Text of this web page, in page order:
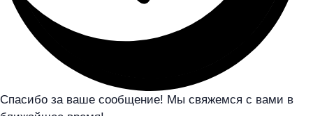
Спасибо за ваше сообщение! Мы свяжемся с вами в